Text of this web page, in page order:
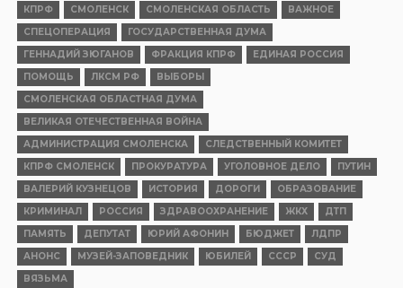
Опубликовано07.08.2026
ПРОБЛЕМА
Деревня Малеево Смоленской области
рискует оказаться отрезанной от
внешнего мира. Репортаж телеканала
«Красная Линия»
Опубликовано07.08.2026
НОВОСТИ
КПРФ — номер 8 в избирательном
бюллетене
Опубликовано06.08.2026
КУЛЬТУРА